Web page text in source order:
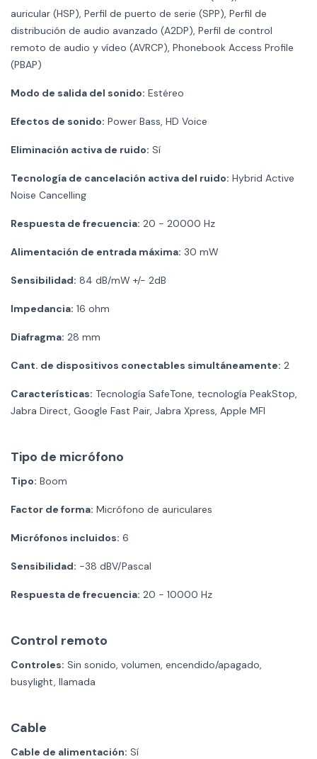
auricular (HSP), Perfil de puerto de serie (SPP), Perfil de
distribución de audio avanzado (A2DP), Perfil de control
remoto de audio y vídeo (AVRCP), Phonebook Access Profile
(PBAP)
Modo de salida del sonido: Estéreo
Efectos de sonido: Power Bass, HD Voice
Eliminación activa de ruido: Sí
Tecnología de cancelación activa del ruido: Hybrid Active
Noise Cancelling
Respuesta de frecuencia: 20 - 20000 Hz
Alimentación de entrada máxima: 30 mW
Sensibilidad: 84 dB/mW +/- 2dB
Impedancia: 16 ohm
Diafragma: 28 mm
Cant. de dispositivos conectables simultáneamente: 2
Características: Tecnología SafeTone, tecnología PeakStop,
Jabra Direct, Google Fast Pair, Jabra Xpress, Apple MFI
Tipo de micrófono
Tipo: Boom
Factor de forma: Micrófono de auriculares
Micrófonos incluidos: 6
Sensibilidad: -38 dBV/Pascal
Respuesta de frecuencia: 20 - 10000 Hz
Control remoto
Controles: Sin sonido, volumen, encendido/apagado,
busylight, llamada
Cable
Cable de alimentación: Sí